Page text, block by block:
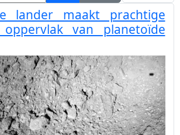
lander maakt prachtige
van planetoïde